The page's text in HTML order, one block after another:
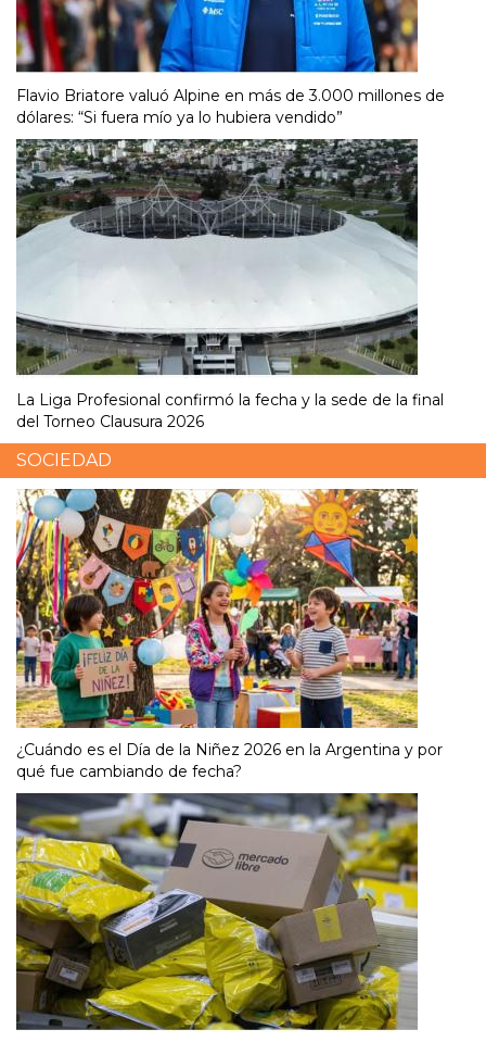
Flavio Briatore valuó Alpine en más de 3.000 millones de
dólares: “Si fuera mío ya lo hubiera vendido”
La Liga Profesional confirmó la fecha y la sede de la final
del Torneo Clausura 2026
SOCIEDAD
¿Cuándo es el Día de la Niñez 2026 en la Argentina y por
qué fue cambiando de fecha?